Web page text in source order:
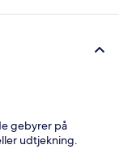
gebyrer på
udtjekning.